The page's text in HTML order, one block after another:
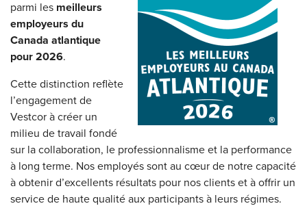
parmi les meilleurs
employeurs du
Canada atlantique
pour 2026.
Cette distinction reflète
l’engagement de
Vestcor à créer un
milieu de travail fondé
sur la collaboration, le professionnalisme et la performance
à long terme. Nos employés sont au cœur de notre capacité
à obtenir d’excellents résultats pour nos clients et à offrir un
service de haute qualité aux participants à leurs régimes.